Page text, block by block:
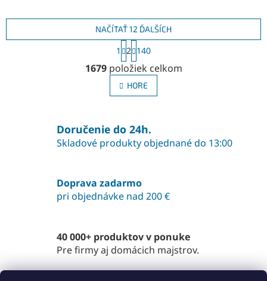
O
v
l
á
c
i
e
v
k
ý
p
i
s
NAČÍTAŤ 12 ĎALŠÍCH
S
t
r
á
n
k
a
n
i
1 2 140
1679položiek celkom
HORE
Doručenie do 24h.
Skladové produkty objednané do 13:00
Doprava zadarmo
pri objednávke nad 200 €
40 000+ produktov v ponuke
Pre firmy aj domácich majstrov.